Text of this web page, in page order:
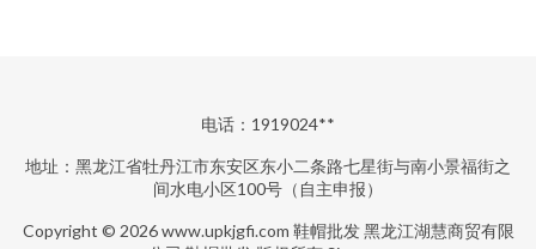
电话：1919024**
地址：黑龙江省牡丹江市东安区东小二条路七星街与南小景福街之
间水电小区100号（自主申报）
Copyright © 2026www.upkjgfi.com 鞋帽批发 黑龙江湖慧商贸有限